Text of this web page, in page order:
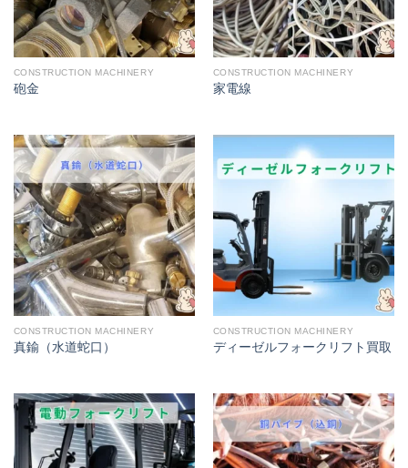
CONSTRUCTION MACHINERY
砲金
CONSTRUCTION MACHINERY
家電線
CONSTRUCTION MACHINERY
真鍮（水道蛇口）
CONSTRUCTION MACHINERY
ディーゼルフォークリフト買取